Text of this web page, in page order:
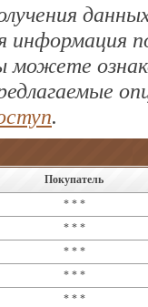
информация
можете
.
Покупатель
* * *
* * *
* * *
* * *
* * *